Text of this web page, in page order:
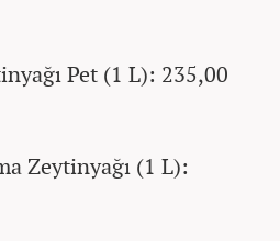
Pet (1 L): 235,00
Zeytinyağı (1 L):